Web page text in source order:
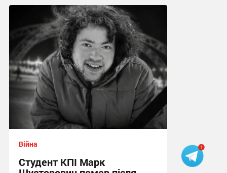
17:16 вчора
Війна
Студент КПІ Марк